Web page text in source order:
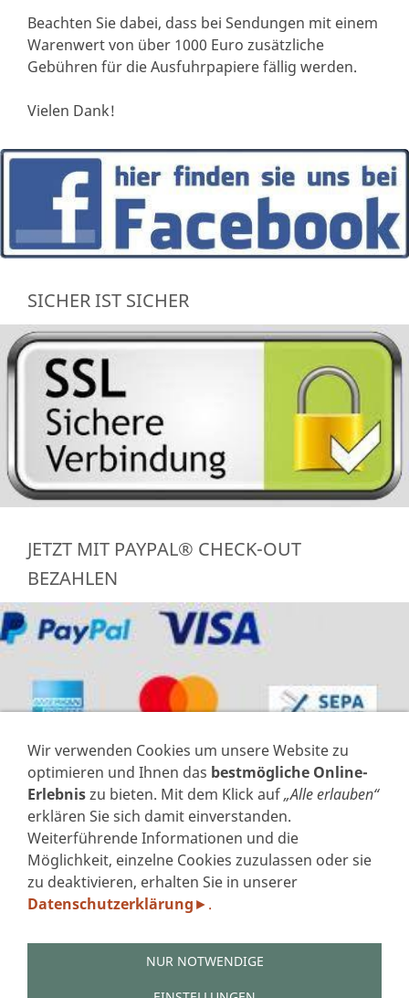
Beachten Sie dabei, dass bei Sendungen mit einem
Warenwert von über 1000 Euro zusätzliche
Gebühren für die Ausfuhrpapiere fällig werden.
Vielen Dank!
SICHER IST SICHER
JETZT MIT PAYPAL® CHECK-OUT
BEZAHLEN
VERTRAG WIDERRUFEN
IMPRESSUM
DATENSCHUTZERKLÄRUNG GEM. DSGVO
WIDERRUFSFORMULAR
Wir verwenden Cookies um unsere Website zu
optimieren und Ihnen das bestmögliche Online-
Erlebniszu bieten. Mit dem Klick auf„Alle erlauben“
erklären Sie sich damit einverstanden.
Weiterführende Informationen und die
Möglichkeit, einzelne Cookies zuzulassen oder sie
zu deaktivieren, erhalten Sie in unserer
Datenschutzerklärung ► .
NUR NOTWENDIGE